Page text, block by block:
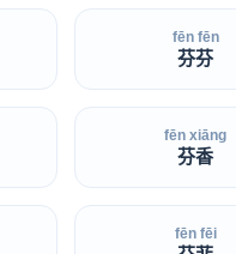
fēn fēn
芬芬
fēn xiāng
芬香
fēn fēi